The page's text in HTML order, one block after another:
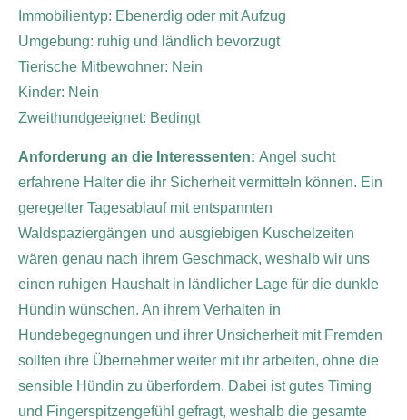
Immobilientyp: Ebenerdig oder mit Aufzug
Umgebung: ruhig und ländlich bevorzugt
Tierische Mitbewohner: Nein
Kinder: Nein
Zweithundgeeignet: Bedingt
Anforderung an die Interessenten: Angel sucht
erfahrene Halter die ihr Sicherheit vermitteln können. Ein
geregelter Tagesablauf mit entspannten
Waldspaziergängen und ausgiebigen Kuschelzeiten
wären genau nach ihrem Geschmack, weshalb wir uns
einen ruhigen Haushalt in ländlicher Lage für die dunkle
Hündin wünschen. An ihrem Verhalten in
Hundebegegnungen und ihrer Unsicherheit mit Fremden
sollten ihre Übernehmer weiter mit ihr arbeiten, ohne die
sensible Hündin zu überfordern. Dabei ist gutes Timing
und Fingerspitzengefühl gefragt, weshalb die gesamte